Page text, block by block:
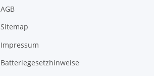
AGB
Sitemap
Impressum
Batteriegesetzhinweise